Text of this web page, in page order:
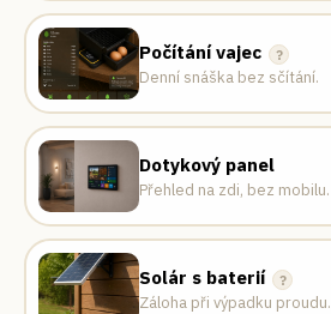
Počítání vajec ?
Denní snáška bez sčítání.
Dotykový panel
Přehled na zdi, bez mobilu.
Solár s baterií ?
Záloha při výpadku proudu.